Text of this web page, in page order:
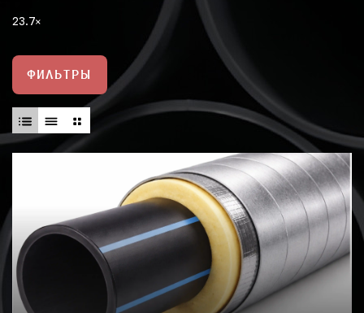
23.7
ФИЛЬТРЫ